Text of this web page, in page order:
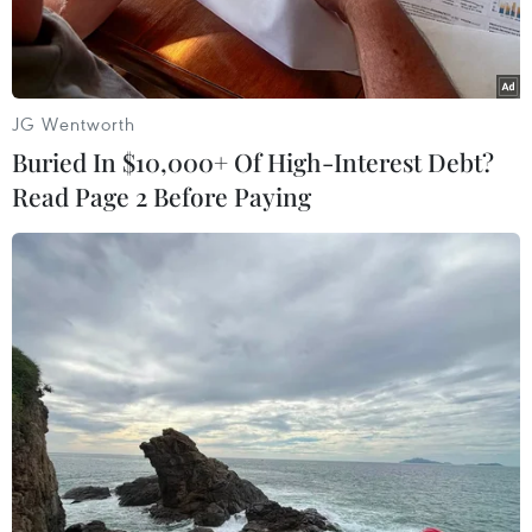
học.
Hội thảo nằm trong khuôn khổ các hoạt động kỷ niệm 120 năm
truyền thống Đại học Quốc gia Hà Nội. (Ảnh: PV/Vietnam+)
Chiều nay, 16/5, trong khuôn khổ các hoạt động
kỷ niệm 120 năm truyền thống Đại học Quốc gia
JG Wentworth
Buried In $10,000+ Of High-Interest Debt?
Read Page 2 Before Paying